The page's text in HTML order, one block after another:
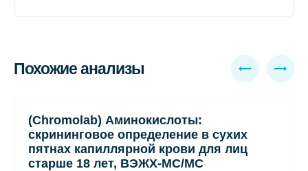
Похожие анализы
(Chromolab) Аминокислоты:
скрининговое определение в сухих
пятнах капиллярной крови для лиц
старше 18 лет, ВЭЖХ-МС/МС